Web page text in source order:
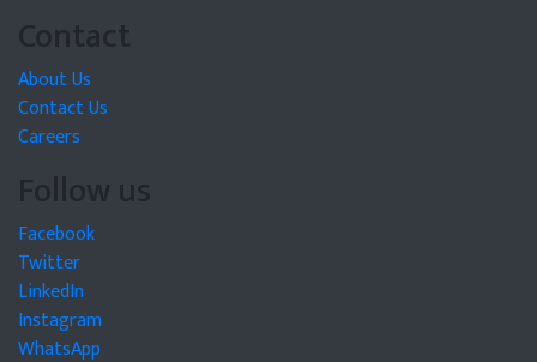
Contact
About Us
Contact Us
Careers
Follow us
Facebook
Twitter
LinkedIn
Instagram
WhatsApp